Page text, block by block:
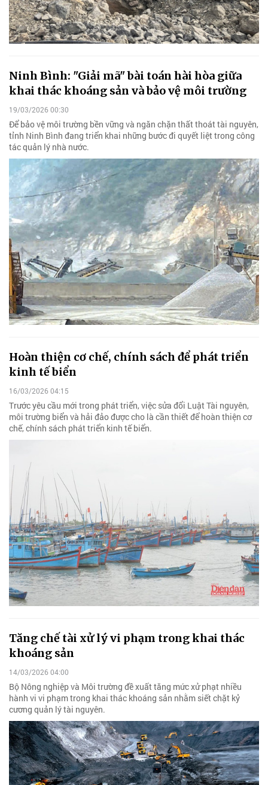
Ninh Bình: "Giải mã" bài toán hài hòa giữa
khai thác khoáng sản và bảo vệ môi trường
19/03/2026 00:30
Để bảo vệ môi trường bền vững và ngăn chặn thất thoát tài nguyên,
tỉnh Ninh Bình đang triển khai những bước đi quyết liệt trong công
tác quản lý nhà nước.
Hoàn thiện cơ chế, chính sách để phát triển
kinh tế biển
16/03/2026 04:15
Trước yêu cầu mới trong phát triển, việc sửa đổi Luật Tài nguyên,
môi trường biển và hải đảo được cho là cần thiết để hoàn thiện cơ
chế, chính sách phát triển kinh tế biển.
Tăng chế tài xử lý vi phạm trong khai thác
khoáng sản
14/03/2026 04:00
Bộ Nông nghiệp và Môi trường đề xuất tăng mức xử phạt nhiều
hành vi vi phạm trong khai thác khoáng sản nhằm siết chặt kỷ
cương quản lý tài nguyên.